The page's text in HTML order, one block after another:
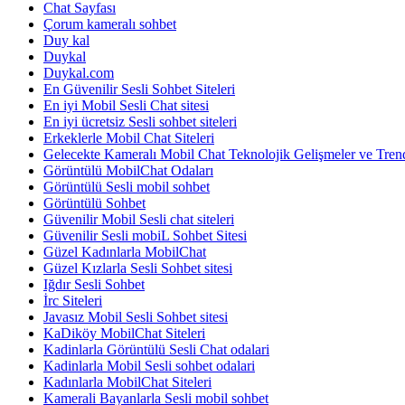
Chat Sayfası
Çorum kameralı sohbet
Duy kal
Duykal
Duykal.com
En Güvenilir Sesli Sohbet Siteleri
En iyi Mobil Sesli Chat sitesi
En iyi ücretsiz Sesli sohbet siteleri
Erkeklerle Mobil Chat Siteleri
Gelecekte Kameralı Mobil Chat Teknolojik Gelişmeler ve
Görüntülü MobilChat Odaları
Görüntülü Sesli mobil sohbet
Görüntülü Sohbet
Güvenilir Mobil Sesli chat siteleri
Güvenilir Sesli mobiL Sohbet Sitesi
Güzel Kadınlarla MobilChat
Güzel Kızlarla Sesli Sohbet sitesi
Iğdır Sesli Sohbet
İrc Siteleri
Javasız Mobil Sesli Sohbet sitesi
KaDiköy MobilChat Siteleri
Kadinlarla Görüntülü Sesli Chat odalari
Kadinlarla Mobil Sesli sohbet odalari
Kadınlarla MobilChat Siteleri
Kamerali Bayanlarla Sesli mobil sohbet